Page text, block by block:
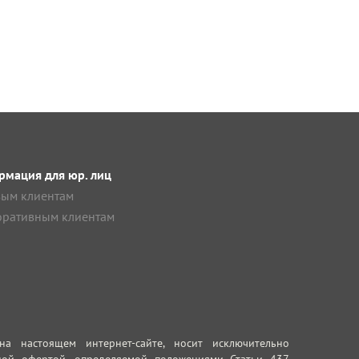
для юр. лиц
клиентам
клиентам
интернет-сайте, носит исключительно